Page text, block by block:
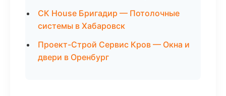
СК House Бригадир — Потолочные
системы в Хабаровск
Проект-Строй Сервис Кров — Окна и
двери в Оренбург